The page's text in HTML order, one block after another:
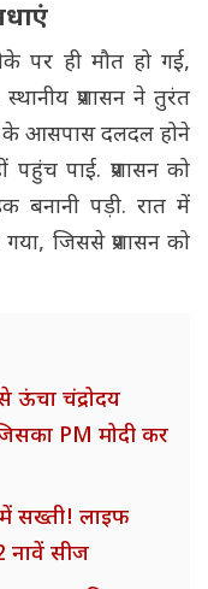
पर ही मौत हो गई,
प्रशासन ने तुरंत
आसपास दलदल होने
पहुंच पाई. प्रशासन को
बनानी पड़ी. रात में
जिससे प्रशासन को
ऊंचा चंद्रोदय
PM मोदी कर
सख्ती! लाइफ
नावें सीज